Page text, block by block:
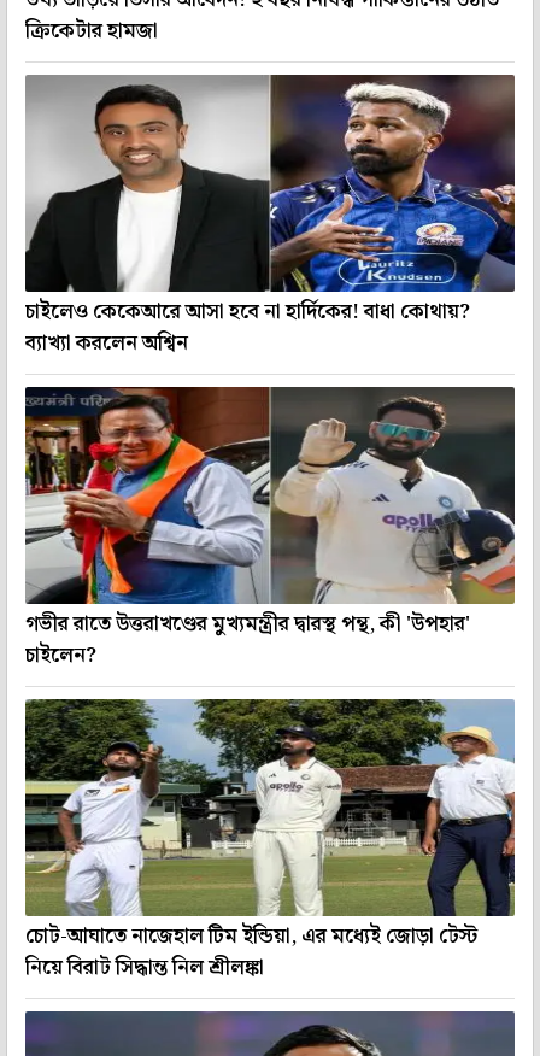
ক্রিকেটার হামজা
চাইলেও কেকেআরে আসা হবে না হার্দিকের! বাধা কোথায়?
ব্যাখ্যা করলেন অশ্বিন
গভীর রাতে উত্তরাখণ্ডের মুখ্যমন্ত্রীর দ্বারস্থ পন্থ, কী 'উপহার'
চাইলেন?
চোট-আঘাতে নাজেহাল টিম ইন্ডিয়া, এর মধ্যেই জোড়া টেস্ট
নিয়ে বিরাট সিদ্ধান্ত নিল শ্রীলঙ্কা